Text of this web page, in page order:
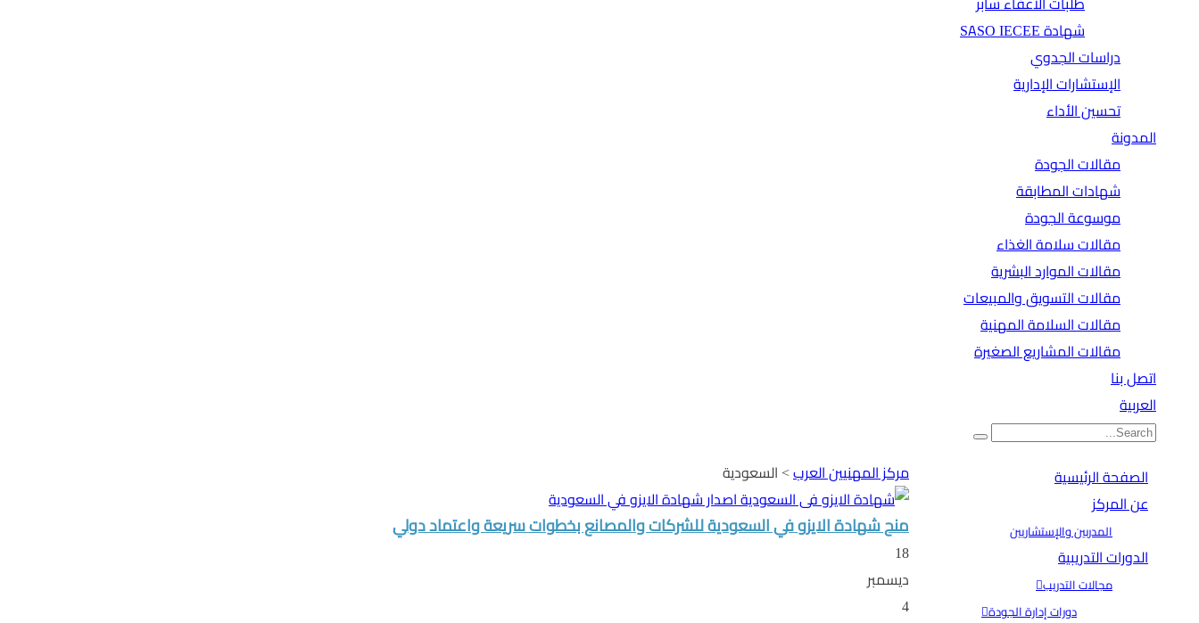
شهادة SASO IECEE
دراسات الجدوي
الإستشارات الإدارية
تحسين الأداء
المدونة
مقالات الجودة
شهادات المطابقة
موسوعة الجودة
مقالات سلامة الغذاء
مقالات الموارد البشرية
مقالات التسويق والمبيعات
مقالات السلامة المهنية
مقالات المشاريع الصغيرة
اتصل بنا
العربية
الصفحة الرئيسية
عن المركز
المدربين والإستشاريين
الدورات التدريبية
مجالات التدريب
دورات إدارة الجودة
مركز المهنيين العرب> السعودية
منح شهادة الايزو في السعودية للشركات والمصانع بخطوات سريعة واعتماد دولي
18
ديسمبر
4